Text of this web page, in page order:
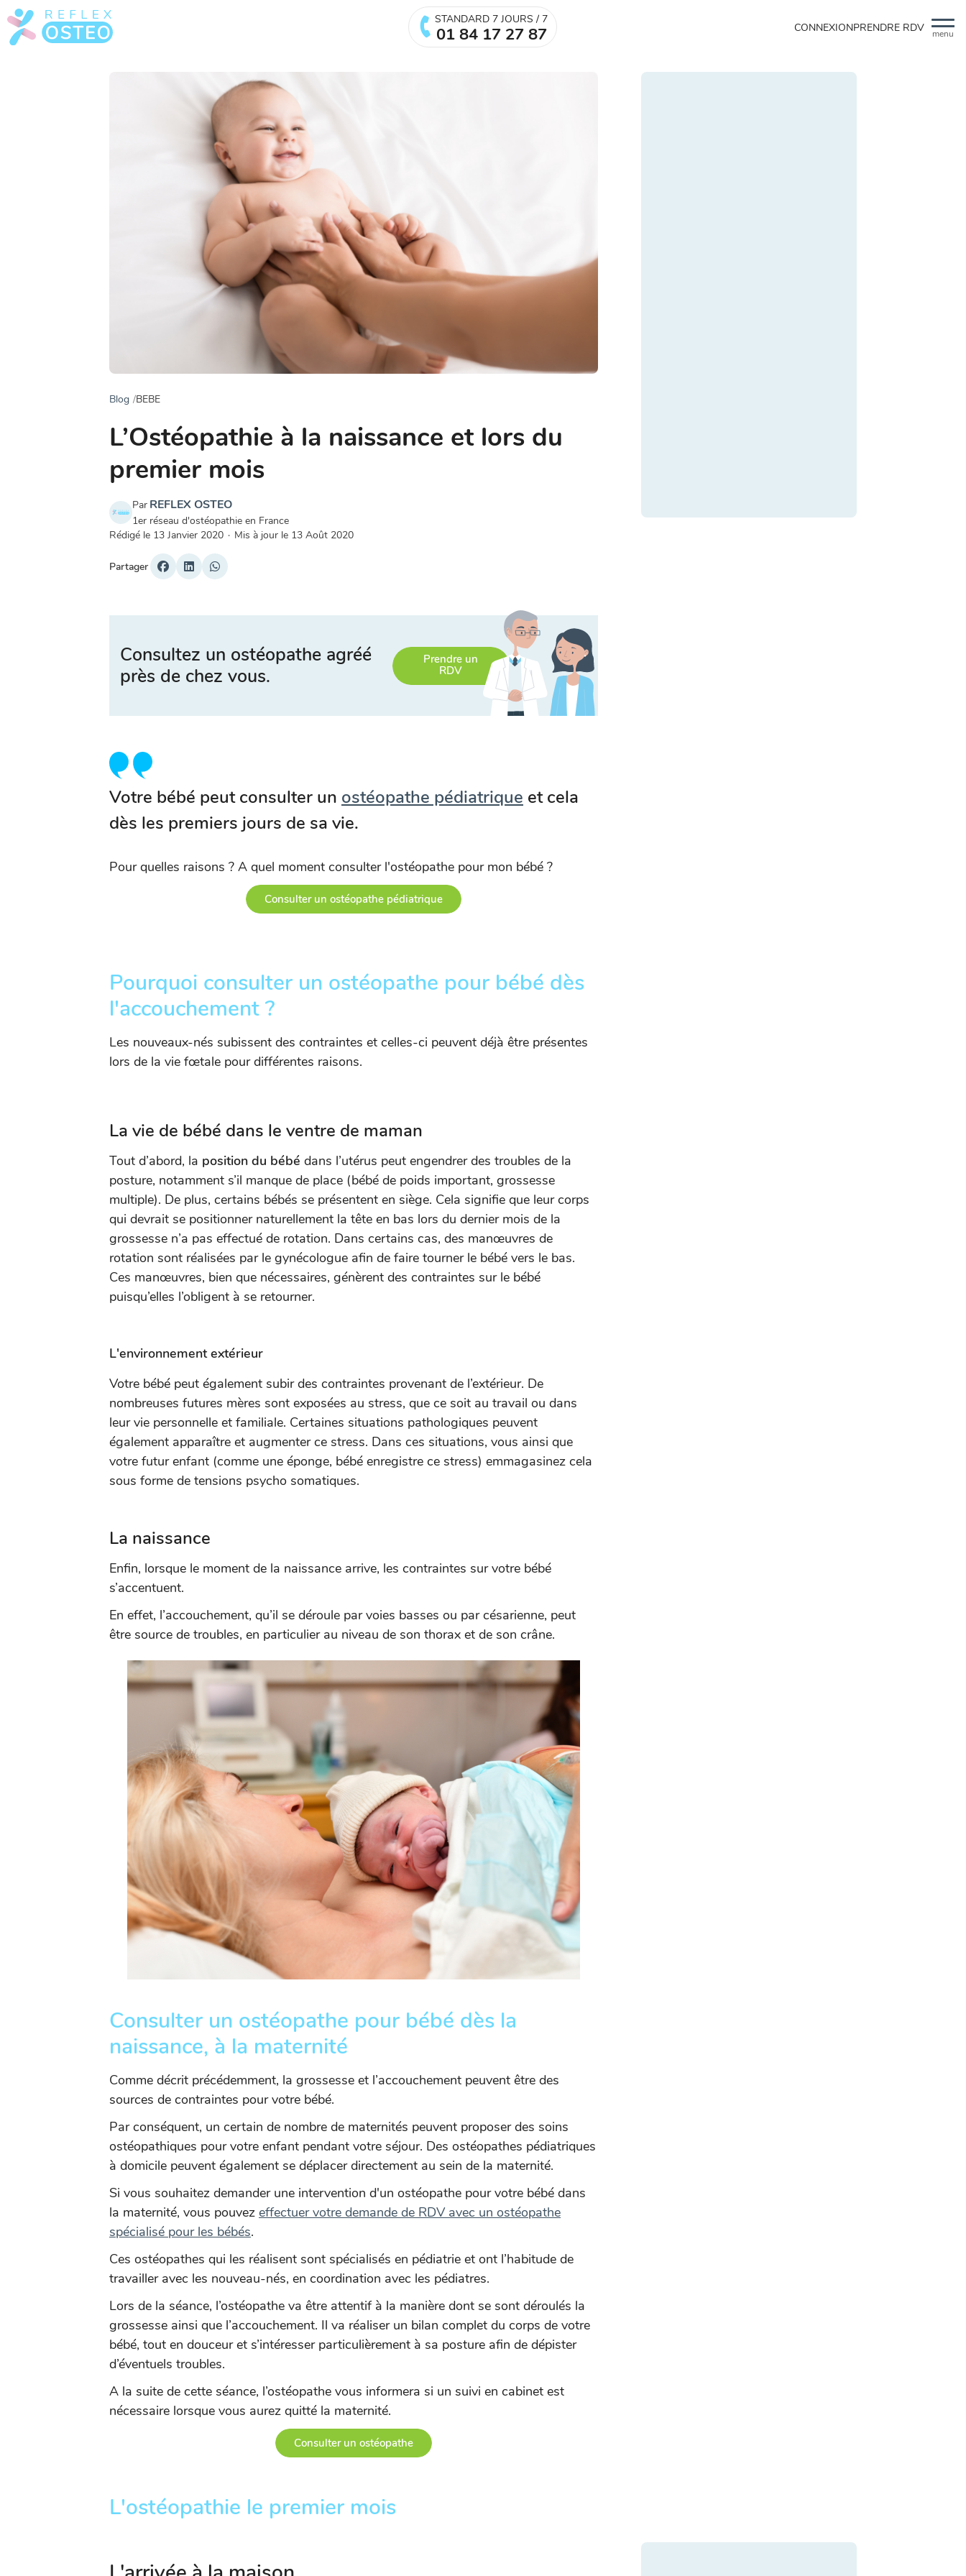
menu
STANDARD 7 JOURS / 7
01 84 17 27 87 CONNEXIONPRENDRE RDV
Blog BEBE
L’Ostéopathie à la naissance et lors du
premier mois
Par REFLEX OSTEO
1er réseau d'ostéopathie en France
Rédigé le 13 Janvier 2020 · Mis à jour le 13 Août 2020
Partager
Consultez un ostéopathe agréé
près de chez vous.
Prendre un
RDV
Votre bébé peut consulter un ostéopathe pédiatrique et cela
dès les premiers jours de sa vie.
Pour quelles raisons ? A quel moment consulter l'ostéopathe pour mon bébé ?
Consulter un ostéopathe pédiatrique
Pourquoi consulter un ostéopathe pour bébé dès
l'accouchement ?
Les nouveaux-nés subissent des contraintes et celles-ci peuvent déjà être présentes
lors de la vie fœtale pour différentes raisons.
La vie de bébé dans le ventre de maman
Tout d’abord, la position du bébé dans l’utérus peut engendrer des troubles de la
posture, notamment s’il manque de place (bébé de poids important, grossesse
multiple). De plus, certains bébés se présentent en siège. Cela signifie que leur corps
qui devrait se positionner naturellement la tête en bas lors du dernier mois de la
grossesse n’a pas effectué de rotation. Dans certains cas, des manœuvres de
rotation sont réalisées par le gynécologue afin de faire tourner le bébé vers le bas.
Ces manœuvres, bien que nécessaires, génèrent des contraintes sur le bébé
puisqu’elles l’obligent à se retourner.
L'environnement extérieur
Votre bébé peut également subir des contraintes provenant de l’extérieur. De
nombreuses futures mères sont exposées au stress, que ce soit au travail ou dans
leur vie personnelle et familiale. Certaines situations pathologiques peuvent
également apparaître et augmenter ce stress. Dans ces situations, vous ainsi que
votre futur enfant (comme une éponge, bébé enregistre ce stress) emmagasinez cela
sous forme de tensions psycho somatiques.
La naissance
Enfin, lorsque le moment de la naissance arrive, les contraintes sur votre bébé
s’accentuent.
En effet, l’accouchement, qu’il se déroule par voies basses ou par césarienne, peut
être source de troubles, en particulier au niveau de son thorax et de son crâne.
Consulter un ostéopathe pour bébé dès la
naissance, à la maternité
Comme décrit précédemment, la grossesse et l’accouchement peuvent être des
sources de contraintes pour votre bébé.
Par conséquent, un certain de nombre de maternités peuvent proposer des soins
ostéopathiques pour votre enfant pendant votre séjour. Des ostéopathes pédiatriques
à domicile peuvent également se déplacer directement au sein de la maternité.
Si vous souhaitez demander une intervention d'un ostéopathe pour votre bébé dans
la maternité, vous pouvez effectuer votre demande de RDV avec un ostéopathe
spécialisé pour les bébés.
Ces ostéopathes qui les réalisent sont spécialisés en pédiatrie et ont l’habitude de
travailler avec les nouveau-nés, en coordination avec les pédiatres.
Lors de la séance, l’ostéopathe va être attentif à la manière dont se sont déroulés la
grossesse ainsi que l’accouchement. Il va réaliser un bilan complet du corps de votre
bébé, tout en douceur et s’intéresser particulièrement à sa posture afin de dépister
d’éventuels troubles.
A la suite de cette séance, l’ostéopathe vous informera si un suivi en cabinet est
nécessaire lorsque vous aurez quitté la maternité.
Consulter un ostéopathe
L'ostéopathie le premier mois